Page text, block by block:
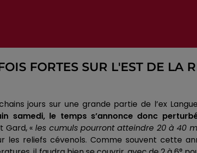
FORTES SUR L'EST DE LA
jours sur une grande partie de l’ex
samedi, le temps s’annonce donc
Gard, « les cumuls pourront atteindre 20 à 40
reliefs cévenols. Comme souvent cette